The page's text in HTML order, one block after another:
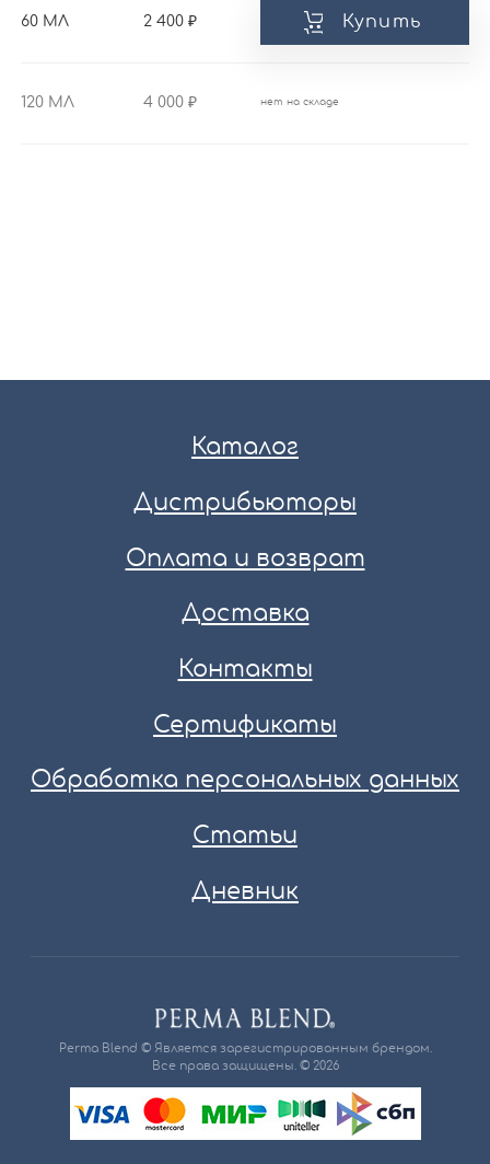
60 МЛ 2 400 Купить
120 МЛ 4 000 нет на складе
Каталог
Дистрибьюторы
Оплата и возврат
Доставка
Контакты
Сертификаты
Обработка персональных данных
Статьи
Дневник
Perma Blend © Является зарегистрированным брендом.
Все права защищены. © 2026